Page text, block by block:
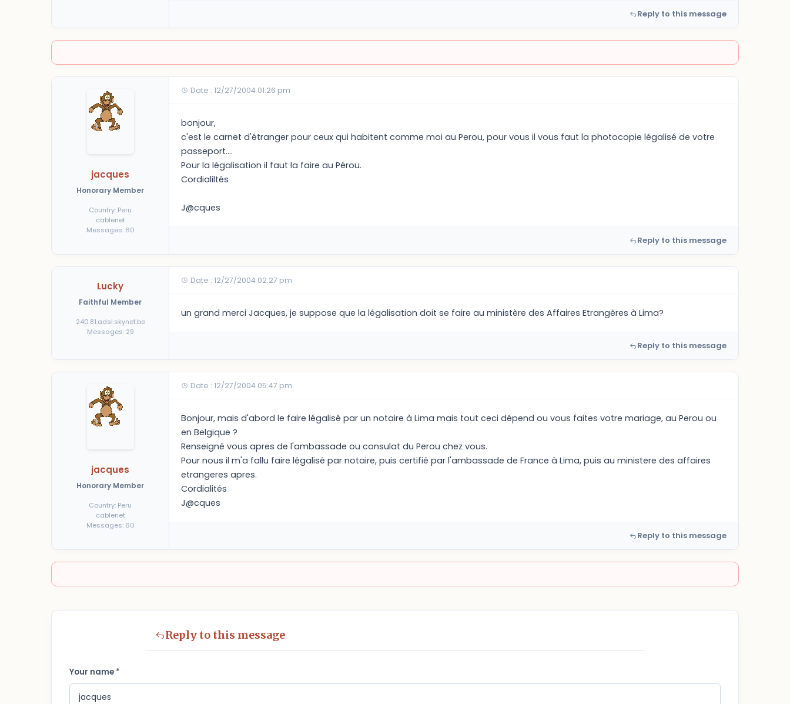
Reply to this message
jacques
Honorary Member
Country: Peru
cablenet
Messages: 60
Date : 12/27/2004 01:26 pm
bonjour,
c'est le carnet d'étranger pour ceux qui habitent comme moi au Perou, pour vous il vous faut la photocopie légalisé de votre
passeport....
Pour la légalisation il faut la faire au Pérou.
Cordialiltés
J@cques
Reply to this message
Lucky
Faithful Member
240.81.adsl.skynet.be
Messages: 29
Date : 12/27/2004 02:27 pm
un grand merci Jacques, je suppose que la légalisation doit se faire au ministère des Affaires Etrangères à Lima?
Reply to this message
jacques
Honorary Member
Country: Peru
cablenet
Messages: 60
Date : 12/27/2004 05:47 pm
Bonjour, mais d'abord le faire légalisé par un notaire à Lima mais tout ceci dépend ou vous faites votre mariage, au Perou ou
en Belgique ?
Renseigné vous apres de l'ambassade ou consulat du Perou chez vous.
Pour nous il m'a fallu faire légalisé par notaire, puis certifié par l'ambassade de France à Lima, puis au ministere des affaires
etrangeres apres.
Cordialités
J@cques
Reply to this message
Reply to this message
Your name *